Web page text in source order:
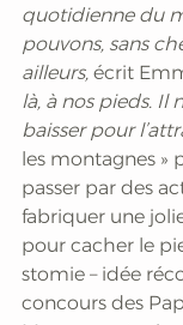
quotidienne du
pouvons, sans
ailleurs, écrit
là, à nos pieds. Il
baisser pour
les montagnes »
passer par des
fabriquer une
pour cacher le
stomie – idée
concours des